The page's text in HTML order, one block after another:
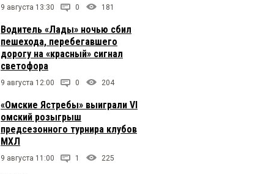
9 августа 13:30 0 181
Водитель «Лады» ночью сбил
пешехода, перебегавшего
дорогу на «красный» сигнал
светофора
9 августа 12:00 0 204
«Омские Ястребы» выиграли VI
омский розыгрыш
предсезонного турнира клубов
МХЛ
9 августа 11:00 1 225